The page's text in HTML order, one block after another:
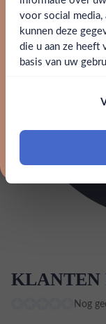
Ja
18
Merk
Kleurstoffen
KLANTEN
Nog
voor social media,
kunnen deze
die u aan ze heeft
basis van uw